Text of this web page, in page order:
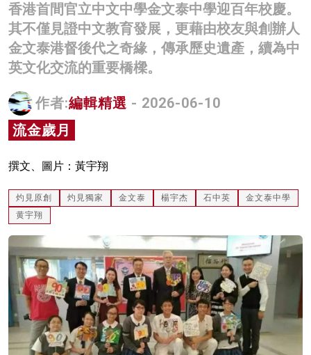
商業
科技
名家榜
灼見活動
關於我們
香港首間官立中文中學金文泰中學迎百年校慶。
其不僅見證中文教育發展，更藉由校友與創辦人
金文泰港督後代之奇緣，傳承歷史遺產，續為中
英文化交流的重要橋樑。
作者:編輯精選 - 2026-06-10
流金歲月
撰文、圖片：黃宇翔
灼見原創 灼見獨家 金文泰 楊宇杰 石中英
金文泰中學
黄宇翔